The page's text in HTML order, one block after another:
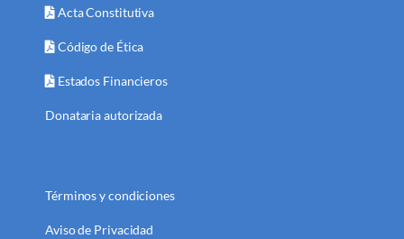
Acta Constitutiva
Código de Ética
Estados Financieros
Donataria autorizada
Términos y condiciones
Aviso de Privacidad